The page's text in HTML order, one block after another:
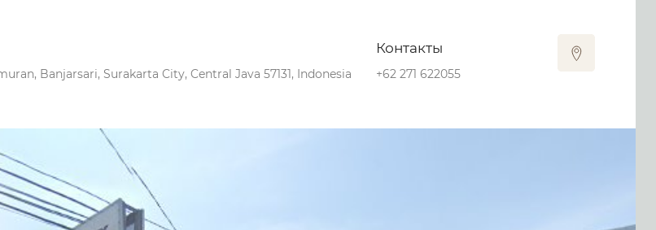
Banjarsari, Surakarta City, Central Java 57131, Indonesia
Контакты
+62 271 622055